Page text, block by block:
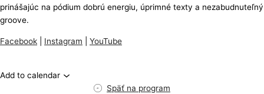
prinášajúc na pódium dobrú energiu, úprimné texty a nezabudnuteľný
groove.
Facebook Instagram YouTube
Add to calendar
Späť na program